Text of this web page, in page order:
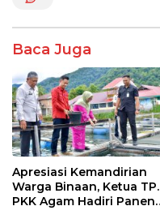
o
o
k
p
p
Baca Juga
Apresiasi Kemandirian
Warga Binaan, Ketua TP.
PKK Agam Hadiri Panen